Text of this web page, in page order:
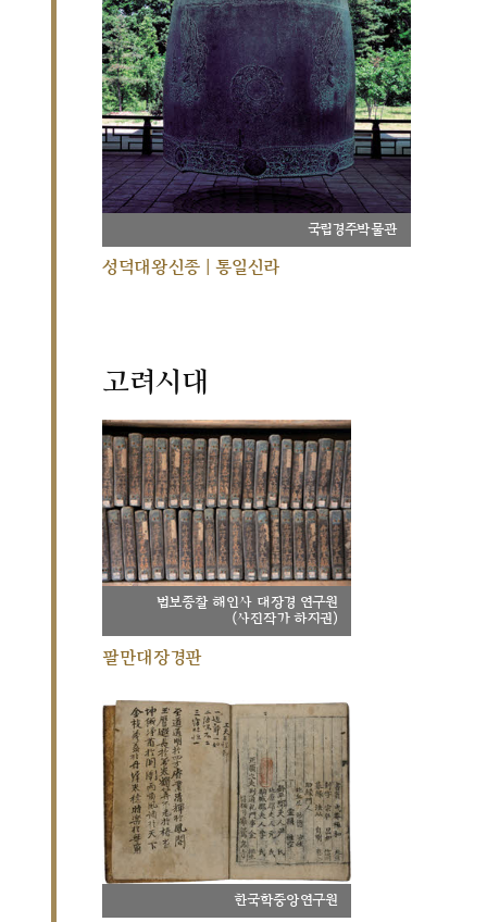
국립경주박물관
성덕대왕신종 | 통일신라
고려시대
법보종찰 해인사 대장경 연구원
(사진작가 하지권)
팔만대장경판
한국학중앙연구원